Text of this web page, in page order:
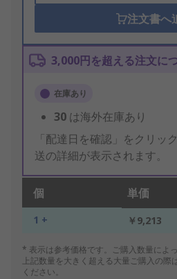
注文書へ
3,000円を超える注文に
在庫あり
30 は海外在庫あり
「配達日を確認」をクリッ
送の詳細が表示されます。
個 単価
1 + ￥9,213
* 表示は参考価格です。ご購入数量によ
上記数量を大きく超える大量ご購入の際
ください。